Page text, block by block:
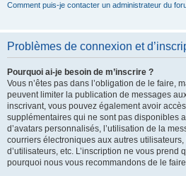
Comment puis-je contacter un administrateur du
Problèmes de connexion et
Pourquoi ai-je besoin de m’inscrire ?
Vous n’êtes pas dans l’obligation de le faire,
peuvent limiter la publication de messages
inscrivant, vous pouvez également avoir
supplémentaires qui ne sont pas disponibles
d’avatars personnalisés, l’utilisation de la
courriers électroniques aux autres utilisateurs,
d’utilisateurs, etc. L’inscription ne vous prend
pourquoi nous vous recommandons de le